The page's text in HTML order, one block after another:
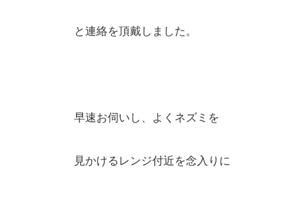
と連絡を頂戴しました。
早速お伺いし、よくネズミを
見かけるレンジ付近を念入りに